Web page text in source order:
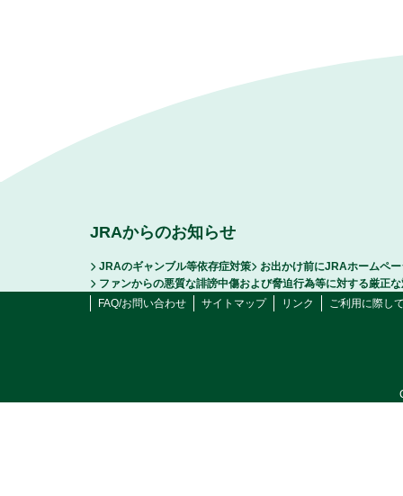
JRAからのお知らせ
JRAのギャンブル等依存症対策
お出かけ前にJRAホームペ
ファンからの悪質な誹謗中傷および脅迫行為等に対する厳正
FAQ/お問い合わせ
サイトマップ リンク ご利用に際し